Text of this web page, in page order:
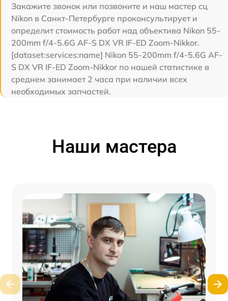
Закажите звонок или позвоните и наш мастер сц
Nikon в Санкт-Петербурге проконсультирует и
определит стоимость работ над объектива Nikon 55-
200mm f/4-5.6G AF-S DX VR IF-ED Zoom-Nikkor.
[dataset:services:name] Nikon 55-200mm f/4-5.6G AF-
S DX VR IF-ED Zoom-Nikkor по нашей статистике в
среднем занимает 2 часа при наличии всех
необходимых запчастей.
Наши мастера